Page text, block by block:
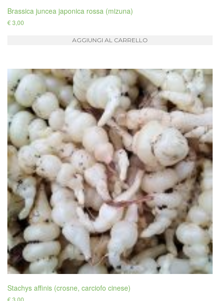
Brassica juncea japonica rossa (mizuna)
€3,00
AGGIUNGI AL CARRELLO
Stachys affinis (crosne, carciofo cinese)
€3,00